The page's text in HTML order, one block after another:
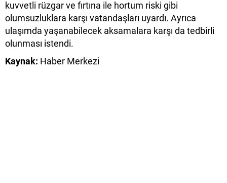
kuvvetli rüzgar ve fırtına ile hortum riski gibi
olumsuzluklara karşı vatandaşları uyardı. Ayrıca
ulaşımda yaşanabilecek aksamalara karşı da tedbirli
olunması istendi.
Kaynak: Haber Merkezi